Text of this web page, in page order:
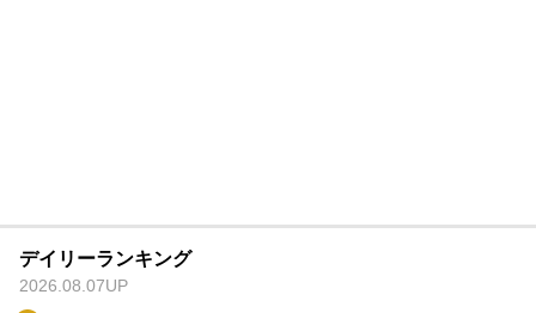
デイリーランキング
2026.08.07UP